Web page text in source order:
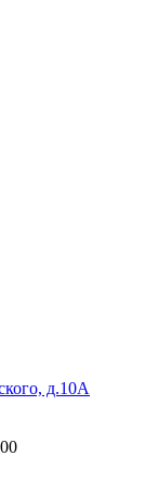
д.10А